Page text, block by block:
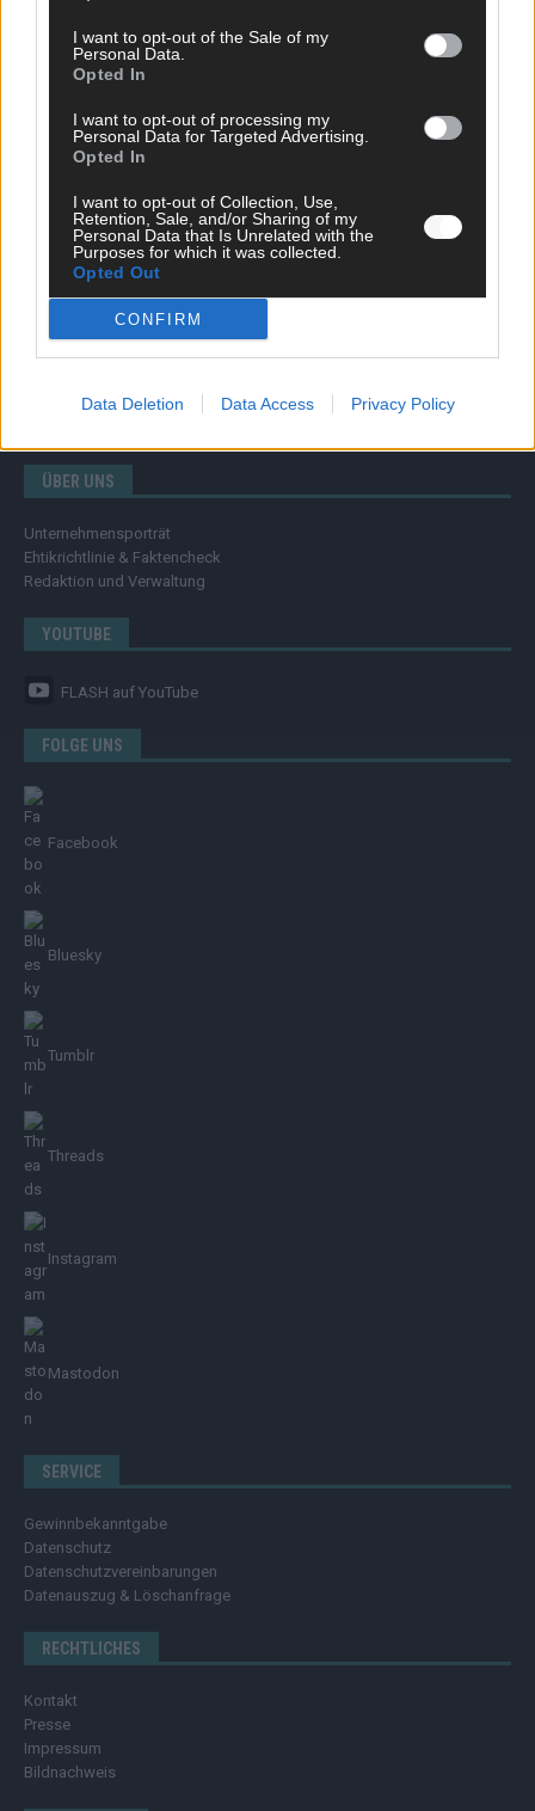
I want to opt-out of the Sale of my
Personal Data.
Opted In
I want to opt-out of processing my
Personal Data for Targeted Advertising.
Opted In
I want to opt-out of Collection, Use,
Retention, Sale, and/or Sharing of my
Personal Data that Is Unrelated with the
Purposes for which it was collected.
Opted Out
CONFIRM
Data Deletion Data Access Privacy Policy
SCHNELL ZUM RESSORT
Nachrichten
Ratgeber
Wissen
Kommentar
Streams & Storys
ÜBER UNS
Unternehmensporträt
Ehtikrichtlinie & Faktencheck
Redaktion und Verwaltung
YOUTUBE
FLASH auf YouTube
FOLGE UNS
Facebook
Bluesky
Tumblr
Threads
Instagram
Mastodon
SERVICE
Gewinnbekanntgabe
Datenschutz
Datenschutzvereinbarungen
Datenauszug & Löschanfrage
RECHTLICHES
Kontakt
Presse
Impressum
Bildnachweis